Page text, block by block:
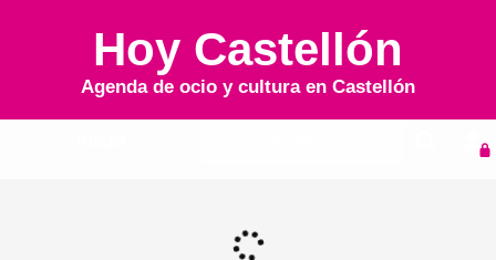
Hoy Castellón
Agenda de ocio y cultura en Castellón